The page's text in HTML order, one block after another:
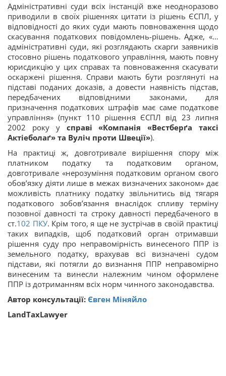
Адміністративні суди всіх інстанцій вже неодноразово
приводили в своїх рішеннях цитати із рішень ЄСПЛ, у
відповідності до яких суди мають повноваження щодо
скасування податкових повідомлень-рішень. Адже, «…
адміністративні суди, які розглядають скарги заявників
стосовно рішень податкового управління, мають повну
юрисдикцію у цих справах та повноваження скасувати
оскаржені рішення. Справи мають бути розглянуті на
підставі поданих доказів, а довести наявність підстав,
передбачених відповідними законами, для
призначення податкових штрафів має саме податкове
управління» (пункт 110 рішення ЄСПЛ від 23 липня
2002 року у справі «Компанія «Вестберґа таксі
Актіеболаґ» та Вуліч проти Швеції»).
На практиці ж, довготривале вирішення спору між
платником податку та податковим органом,
довготривале «нерозуміння податковим органом свого
обов’язку діяти лише в межах визначених законом» дає
можливість платнику податку звільнитись від тягаря
податкового зобов’язання внаслідок спливу терміну
позовної давності та строку давності передбаченого в
ст.102 ПКУ. Крім того, я ще не зустрічав в своїй практиці
таких випадків, щоб податковий орган отримавши
рішення суду про неправомірність винесеного ППР із
земельного податку, врахував всі визначені судом
підстави, які потягли до визнання ППР неправомірно
винесеним та винесли належним чином оформлене
ППР із дотриманням всіх норм чинного законодавства.
Автор консультації: Євген Міняйло
LandTaxLawyer